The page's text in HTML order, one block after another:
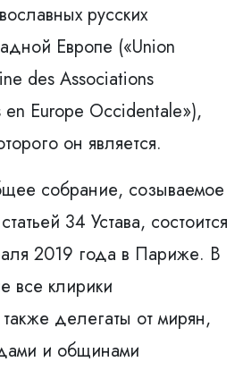
русских
Европе («Union
des Associations
en Europe Occidentale»),
он является.
собрание, созываемое
34 Устава, состоится
2019 года в Париже. В
все клирики
делегаты от мирян,
и общинами